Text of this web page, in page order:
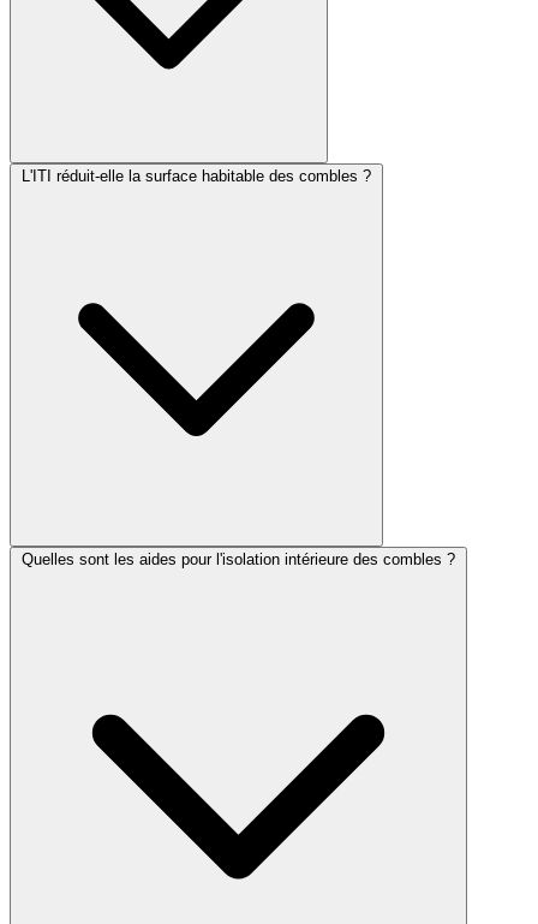
L'ITI réduit-elle la surface habitable des combles ?
Quelles sont les aides pour l'isolation intérieure des combles ?